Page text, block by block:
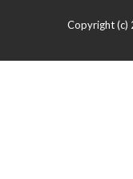
Copyright (c)